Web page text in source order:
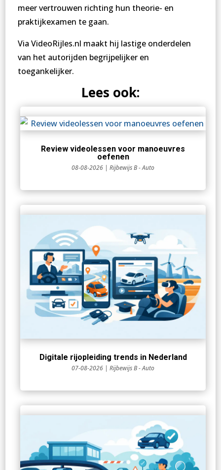
meer vertrouwen richting hun theorie- en
praktijkexamen te gaan.
Via VideoRijles.nl maakt hij lastige onderdelen
van het autorijden begrijpelijker en
toegankelijker.
Lees ook:
Review videolessen voor manoeuvres
oefenen
08-08-2026 | Rijbewijs B - Auto
Digitale rijopleiding trends in Nederland
07-08-2026 | Rijbewijs B - Auto